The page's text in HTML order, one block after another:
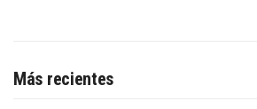
Más recientes